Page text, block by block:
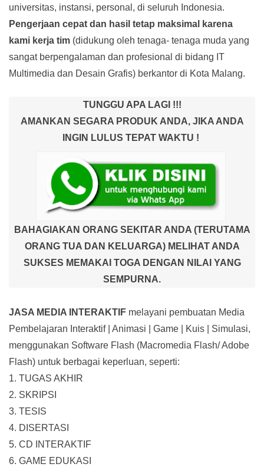
universitas, instansi, personal, di seluruh Indonesia.
Pengerjaan cepat dan hasil tetap maksimal karena
kami kerja tim (didukung oleh tenaga- tenaga muda yang
sangat berpengalaman dan profesional di bidang IT
Multimedia dan Desain Grafis) berkantor di Kota Malang.
TUNGGU APA LAGI !!!
AMANKAN SEGARA PRODUK ANDA, JIKA ANDA
INGIN LULUS TEPAT WAKTU !
BAHAGIAKAN ORANG SEKITAR ANDA (TERUTAMA
ORANG TUA DAN KELUARGA) MELIHAT ANDA
SUKSES MEMAKAI TOGA DENGAN NILAI YANG
SEMPURNA.
JASA MEDIA INTERAKTIF melayani pembuatan Media
Pembelajaran Interaktif| Animasi | Game | Kuis | Simulasi,
menggunakan Software Flash (Macromedia Flash/ Adobe
Flash) untuk berbagai keperluan, seperti:
1. TUGAS AKHIR
2. SKRIPSI
3. TESIS
4. DISERTASI
5. CD INTERAKTIF
6. GAME EDUKASI